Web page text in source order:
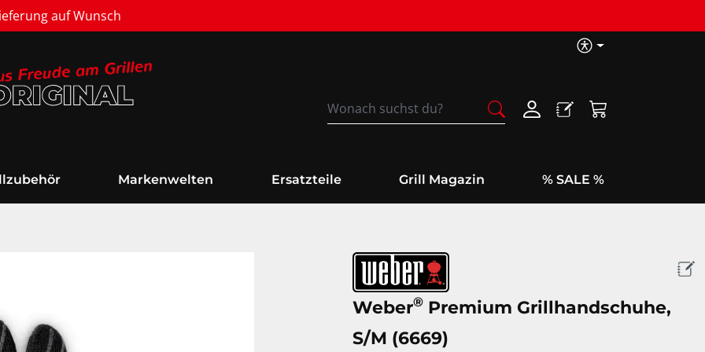
Warenkorb
Markenwelten Ersatzteile Grill Magazin % SALE %
Weber® Premium Grillhandschuhe,
S/M (6669)